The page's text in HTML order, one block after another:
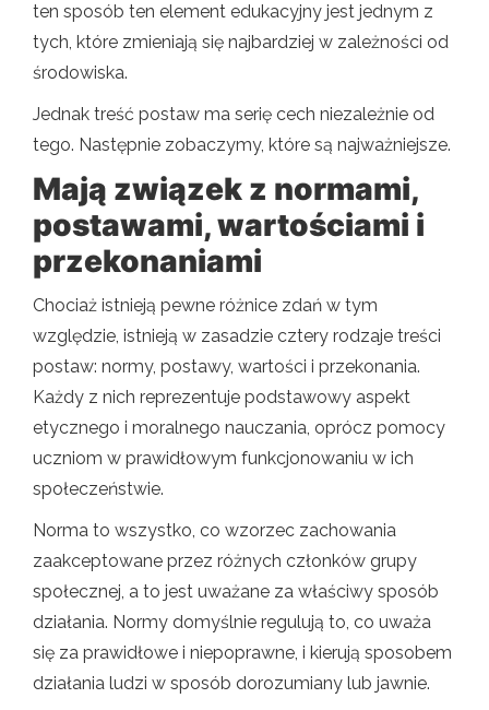
ten sposób ten element edukacyjny jest jednym z
tych, które zmieniają się najbardziej w zależności od
środowiska.
Jednak treść postaw ma serię cech niezależnie od
tego. Następnie zobaczymy, które są najważniejsze.
Mają związek z normami,
postawami, wartościami i
przekonaniami
Chociaż istnieją pewne różnice zdań w tym
względzie, istnieją w zasadzie cztery rodzaje treści
postaw: normy, postawy, wartości i przekonania.
Każdy z nich reprezentuje podstawowy aspekt
etycznego i moralnego nauczania, oprócz pomocy
uczniom w prawidłowym funkcjonowaniu w ich
społeczeństwie.
Norma to wszystko, co wzorzec zachowania
zaakceptowane przez różnych członków grupy
społecznej, a to jest uważane za właściwy sposób
działania. Normy domyślnie regulują to, co uważa
się za prawidłowe i niepoprawne, i kierują sposobem
działania ludzi w sposób dorozumiany lub jawnie.